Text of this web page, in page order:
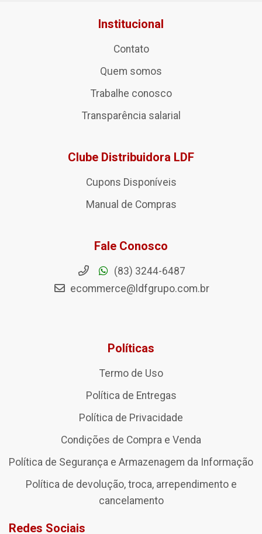
Institucional
Contato
Quem somos
Trabalhe conosco
Transparência salarial
Clube Distribuidora LDF
Cupons Disponíveis
Manual de Compras
Fale Conosco
(83) 3244-6487
ecommerce@ldfgrupo.com.br
Políticas
Termo de Uso
Política de Entregas
Política de Privacidade
Condições de Compra e Venda
Política de Segurança e Armazenagem da Informação
Política de devolução, troca, arrependimento e
cancelamento
Redes Sociais